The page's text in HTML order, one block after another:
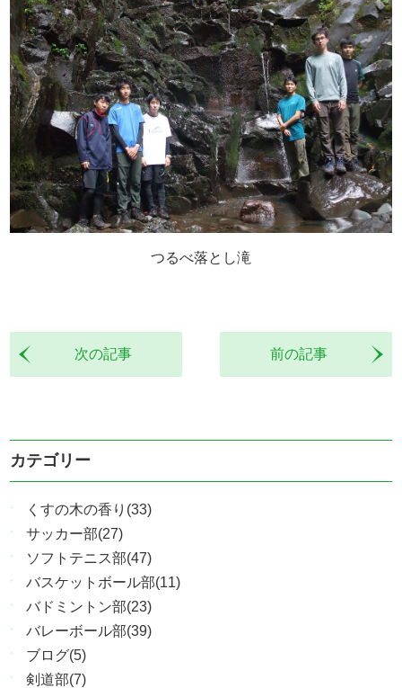
つるべ落とし滝
前の記事
次の記事
カテゴリー
くすの木の香り(33)
サッカー部(27)
ソフトテニス部(47)
バスケットボール部(11)
バドミントン部(23)
バレーボール部(39)
ブログ(5)
剣道部(7)